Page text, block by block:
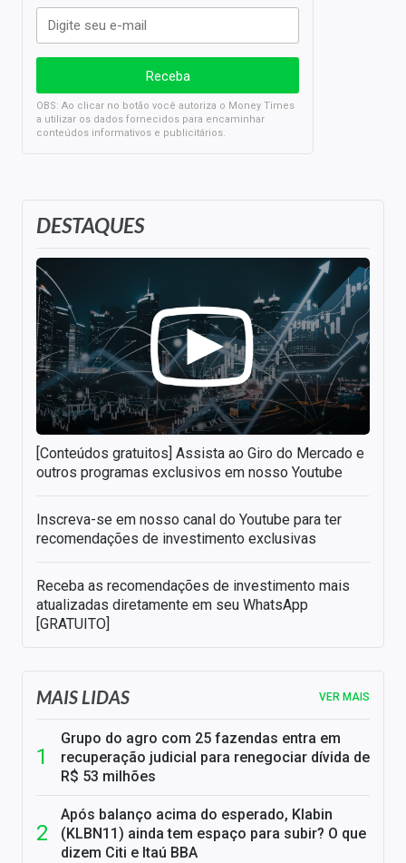
DESTAQUES
[Conteúdos gratuitos] Assista ao Giro do Mercado e
outros programas exclusivos em nosso Youtube
Inscreva-se em nosso canal do Youtube para ter
recomendações de investimento exclusivas
Receba as recomendações de investimento mais
atualizadas diretamente em seu WhatsApp
[GRATUITO]
OBS: Ao clicar no botão você autoriza o Money Times
a utilizar os dados fornecidos para encaminhar
conteúdos informativos e publicitários.
MAIS LIDAS VER MAIS
Grupo do agro com 25 fazendas entra em
recuperação judicial para renegociar dívida de
R$ 53 milhões
Após balanço acima do esperado, Klabin
(KLBN11) ainda tem espaço para subir? O que
dizem Citi e Itaú BBA